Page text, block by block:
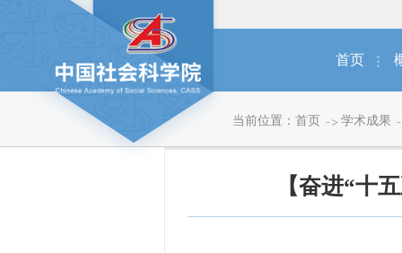
首页
当前位置： 首页 学术成果
【奋进“十